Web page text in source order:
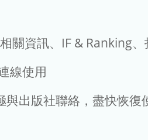
關資訊、IF & Ranking
線使用
與出版社聯絡，盡快恢復